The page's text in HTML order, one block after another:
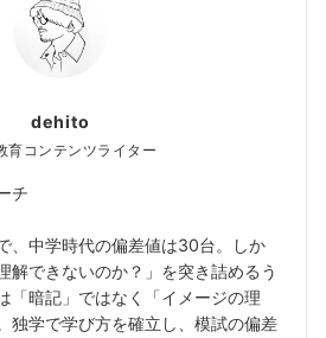
dehito
育コンテンツライター
チ
、中学時代の偏差値は30台。しか
解できないのか？」を突き詰めるう
「暗記」ではなく「イメージの理
独学で学び方を確立し、模試の偏差